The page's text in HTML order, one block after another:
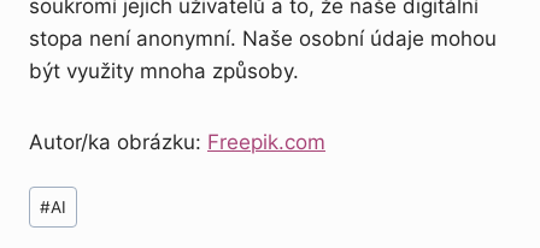
soukromí jejich uživatelů a to, že naše digitální
stopa není anonymní. Naše osobní údaje mohou
být využity mnoha způsoby.
Autor/ka obrázku: Freepik.com
Štítky
příspěvků:
#AI